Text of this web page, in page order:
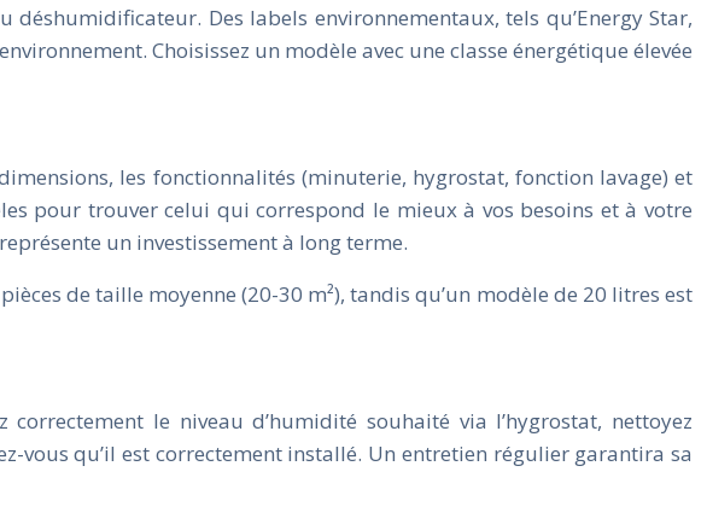
Des labels environnementaux, tels qu’Energy Star,
Choisissez un modèle avec une classe énergétique élevée
les fonctionnalités (minuterie, hygrostat, fonction lavage) et
pour trouver celui qui correspond le mieux à vos besoins et à votre
un investissement à long terme.
de taille moyenne (20-30 m²), tandis qu’un modèle de 20 litres est
le niveau d’humidité souhaité via l’hygrostat, nettoyez
vous qu’il est correctement installé. Un entretien régulier garantira sa